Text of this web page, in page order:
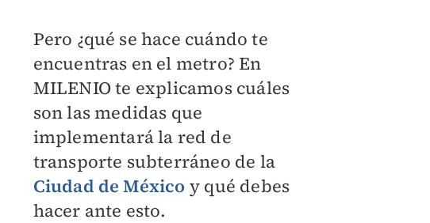
Pero ¿qué se hace cuándo te
encuentras en el metro? En
MILENIOte explicamos cuáles
son las medidas que
implementará la red de
transporte subterráneo de la
Ciudad de México y qué debes
hacer ante esto.